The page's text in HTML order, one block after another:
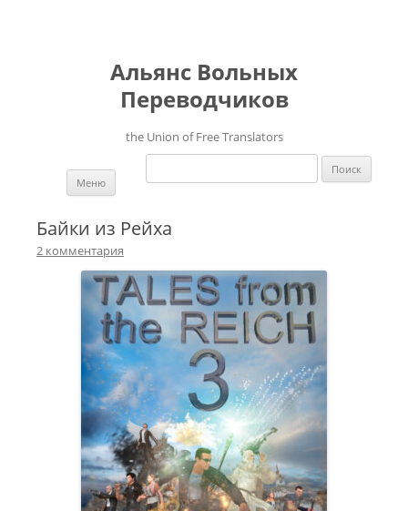
Альянс Вольных
Переводчиков
the Union of Free Translators
Найти:
Меню
Байки из Рейха
2 комментария